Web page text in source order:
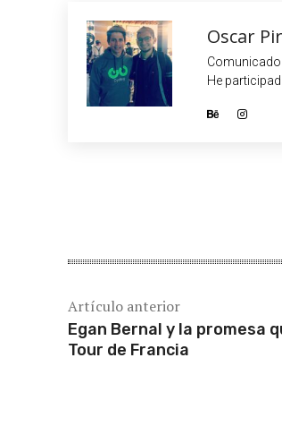
Oscar
He
Artículo anterior
Egan Bernal y la promesa
Tour de Francia